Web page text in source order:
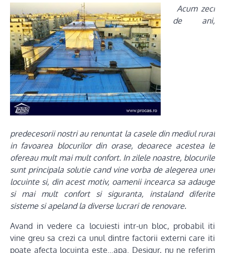
Acum zeci
de ani,
predecesorii nostri au renuntat la casele din mediul rural
in favoarea blocurilor din orase, deoarece acestea le
ofereau mult mai mult confort. In zilele noastre, blocurile
sunt principala solutie cand vine vorba de alegerea unei
locuinte si, din acest motiv, oamenii incearca sa adauge
si mai mult confort si siguranta, instaland diferite
sisteme si apeland la diverse lucrari de renovare.
Avand in vedere ca locuiesti intr-un bloc, probabil iti
vine greu sa crezi ca unul dintre factorii externi care iti
poate afecta locuinta este…apa. Desigur, nu ne referim